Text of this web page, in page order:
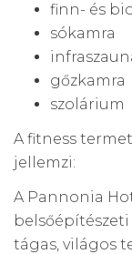
finn- és
sókamra
gőzkamra
szolárium
A fitness
jellemzi:
A Pannonia
belsőépítészeti
tágas, világos